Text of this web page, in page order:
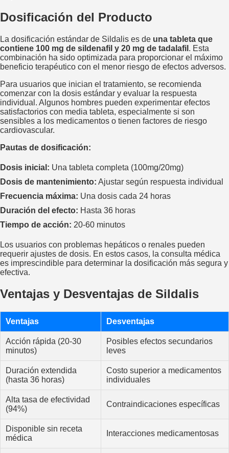
Dosificación del Producto
La dosificación estándar de Sildalis es de una tableta que
contiene 100 mg de sildenafil y 20 mg de tadalafil . Esta
combinación ha sido optimizada para proporcionar el máximo
beneficio terapéutico con el menor riesgo de efectos adversos.
Para usuarios que inician el tratamiento, se recomienda
comenzar con la dosis estándar y evaluar la respuesta
individual. Algunos hombres pueden experimentar efectos
satisfactorios con media tableta, especialmente si son
sensibles a los medicamentos o tienen factores de riesgo
cardiovascular.
Pautas de dosificación:
Dosis inicial: Una tableta completa (100mg/20mg)
Dosis de mantenimiento: Ajustar según respuesta individual
Frecuencia máxima: Una dosis cada 24 horas
Duración del efecto: Hasta 36 horas
Tiempo de acción: 20-60 minutos
Los usuarios con problemas hepáticos o renales pueden
requerir ajustes de dosis. En estos casos, la consulta médica
es imprescindible para determinar la dosificación más segura y
efectiva.
Ventajas y Desventajas de Sildalis
Ventajas Desventajas
Acción rápida (20-30
minutos)
Posibles efectos secundarios
leves
Duración extendida
(hasta 36 horas)
Costo superior a medicamentos
individuales
Alta tasa de efectividad
(94%)
Contraindicaciones específicas
Disponible sin receta
médica
Interacciones medicamentosas